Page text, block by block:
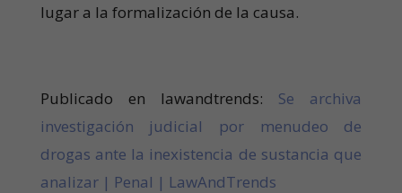
lugar a la formalización de la causa.
Publicado en lawandtrends: Se archiva
investigación judicial por menudeo de
drogas ante la inexistencia de sustancia que
analizar | Penal | LawAndTrends